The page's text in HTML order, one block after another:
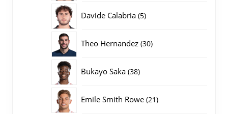
Davide Calabria 55
Theo Hernandez 3030
Bukayo Saka 3838
Emile Smith Rowe 2121